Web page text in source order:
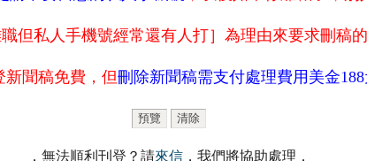
但私人手機號經常還有人打］為理由來要求刪稿的
新聞稿免費，但刪除新聞稿需支付處理費用美金188
．無法順利刊登？請來信 ，我們將協助處理．